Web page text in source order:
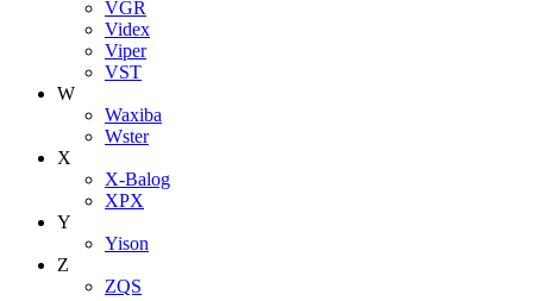
VGR
Videx
Viper
VST
W
Waxiba
Wster
X
X-Balog
XPX
Y
Yison
Z
ZQS